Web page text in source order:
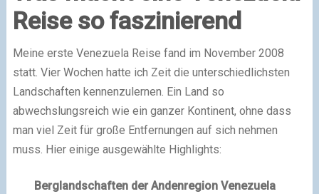
Reise so faszinierend
Meine erste Venezuela Reise fand im November 2008
statt. Vier Wochen hatte ich Zeit die unterschiedlichsten
Landschaften kennenzulernen. Ein Land so
abwechslungsreich wie ein ganzer Kontinent, ohne dass
man viel Zeit für große Entfernungen auf sich nehmen
muss. Hier einige ausgewählte Highlights:
Berglandschaften der Andenregion Venezuela